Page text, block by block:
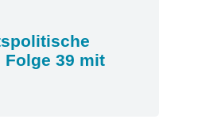
Folge 39 mit